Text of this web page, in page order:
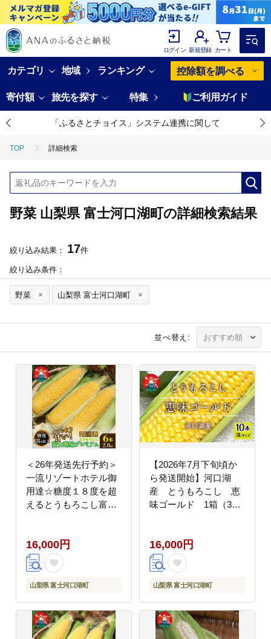
ログイン 新規登録 カート
カテゴリ 地域 ランキング 控除額を調べる
寄付額 旅先を探す 特集 ご利用ガイド
「ふるさとチョイス」システム連携に関して
TOP 詳細検索
野菜 山梨県 富士河口湖町の詳細検索結果
絞り込み結果： 17件
絞り込み条件：
野菜 山梨県 富士河口湖町
並べ替え:
＜26年発送先行予約＞
一流リゾートホテル御
用達☆糖度１８度を超
えるとうもろこし富士
ーン FAH002
16,000円
山梨県 富士河口湖町
【2026年7月下旬頃か
ら発送開始】河口湖
産 とうもろこし 恵
味ゴールド 1箱（3L
16,000円
山梨県 富士河口湖町